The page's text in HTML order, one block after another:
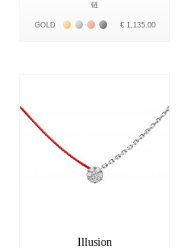
链
GOLD Жёлтое золото 18К
Белое золото 18К
Розовое золото 18К
Чёрное золото 18К
€ 1,135.00
Illusion